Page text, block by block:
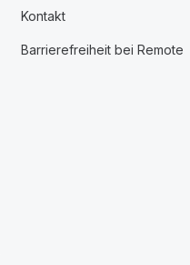
Kontakt
Barrierefreiheit bei Remote